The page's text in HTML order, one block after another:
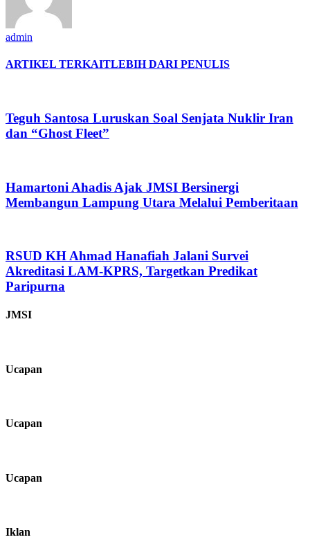
admin
ARTIKEL TERKAITLEBIH DARI PENULIS
Teguh Santosa Luruskan Soal Senjata Nuklir Iran
dan “Ghost Fleet”
Hamartoni Ahadis Ajak JMSI Bersinergi
Membangun Lampung Utara Melalui Pemberitaan
RSUD KH Ahmad Hanafiah Jalani Survei
Akreditasi LAM-KPRS, Targetkan Predikat
Paripurna
JMSI
Ucapan
Ucapan
Ucapan
Iklan